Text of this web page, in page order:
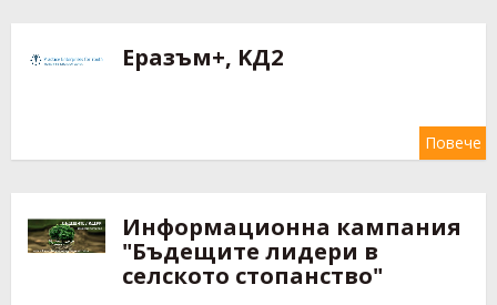
Еразъм+, KД2
Повече
Информационна кампания
"Бъдещите лидери в
селското стопанство"